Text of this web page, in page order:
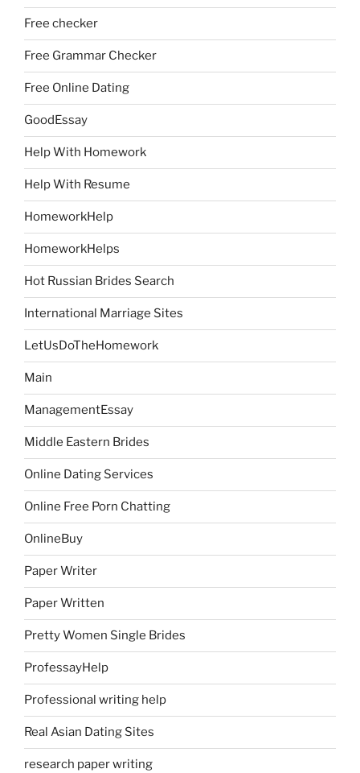
Free checker
Free Grammar Checker
Free Online Dating
GoodEssay
Help With Homework
Help With Resume
HomeworkHelp
HomeworkHelps
Hot Russian Brides Search
International Marriage Sites
LetUsDoTheHomework
Main
ManagementEssay
Middle Eastern Brides
Online Dating Services
Online Free Porn Chatting
OnlineBuy
Paper Writer
Paper Written
Pretty Women Single Brides
ProfessayHelp
Professional writing help
Real Asian Dating Sites
research paper writing